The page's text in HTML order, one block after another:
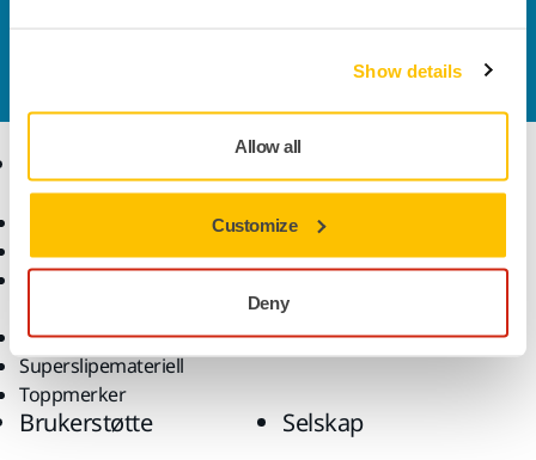
Show details
Allow all
Customize
Deny
Støvfri sliping
Slipemateriell og
Tilbehør og forbruksvarer
Superslipemateriell
Toppmerker
Kunnskap
Bransjer
Bruksområder
Løsninger
Brukerstøtte Selskap